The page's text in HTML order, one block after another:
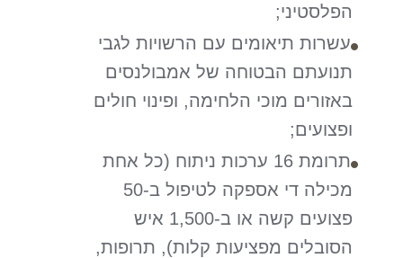
הפלסטיני;
עשרות תיאומים עם הרשויות לגבי
תנועתם הבטוחה של אמבולנסים
באזורים מוכי הלחימה, ופינוי חולים
ופצועים;
תרומת 16 ערכות ניתוח (כל אחת
מכילה די אספקה לטיפול ב-50
פצועים קשה או ב-1,500 איש
הסובלים מפציעות קלות), תרופות,